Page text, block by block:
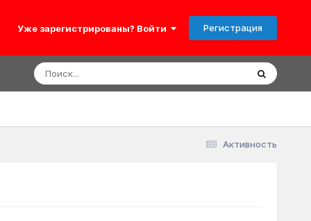
Уже зарегистрированы? Войти Регистрация
Активность